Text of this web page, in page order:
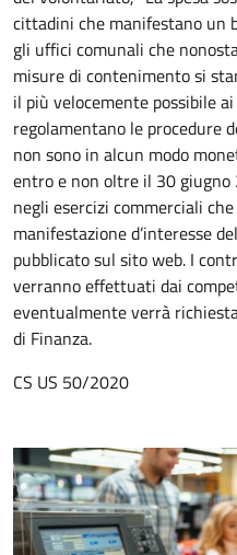
cittadini che manifestano un
gli uffici comunali che
misure di contenimento si
il più velocemente possibile
regolamentano le procedure
non sono in alcun modo
entro e non oltre il 30
negli esercizi commerciali
manifestazione d’interesse
pubblicato sul sito web. I
verranno effettuati dai
eventualmente verrà
di Finanza.
CS US 50/2020